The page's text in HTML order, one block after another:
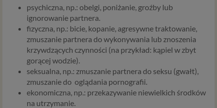
psychiczna, np.: obelgi, poniżanie, groźby lub
ignorowanie partnera.
fizyczna, np.: bicie, kopanie, agresywne traktowanie,
zmuszanie partnera do wykonywania lub znoszenia
krzywdzących czynności (na przykład: kąpiel w zbyt
gorącej wodzie).
seksualna, np.: zmuszanie partnera do seksu (gwałt),
zmuszanie do oglądania pornografii.
ekonomiczna, np.: przekazywanie niewielkich środków
na utrzymanie.